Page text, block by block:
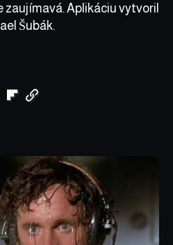
zaujímavá. Aplikáciu vytvoril
Šubák.